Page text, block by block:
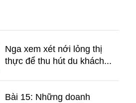
Nga xem xét nới lỏng thị
thực để thu hút du khách...
Bài 15: Những doanh